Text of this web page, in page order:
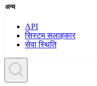
अन्य
API
सिस्टम सलाहकार
सेवा स्थिति